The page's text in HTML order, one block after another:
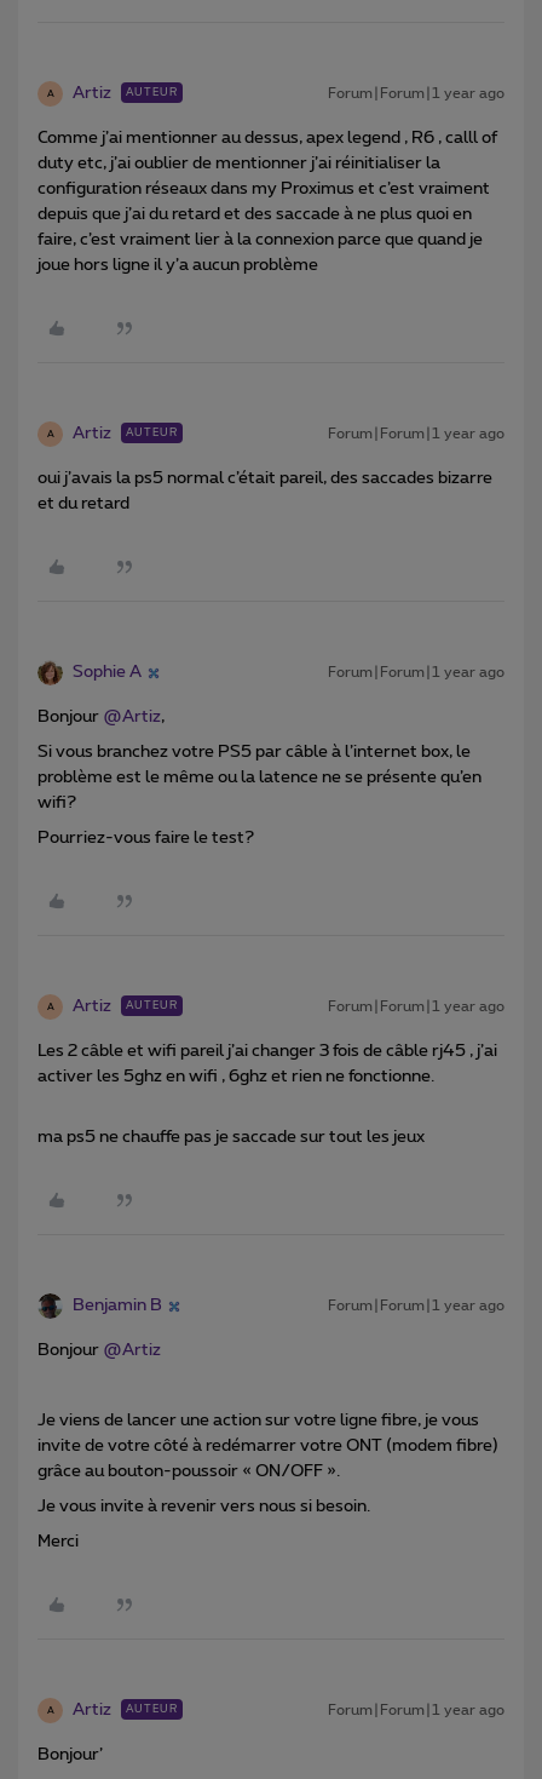
A Artiz AUTEUR Forum|Forum|1 year ago
Comme j’ai mentionner au dessus, apex legend , R6 , calll of
duty etc, j’ai oublier de mentionner j’ai réinitialiser la
configuration réseaux dans my Proximus et c’est vraiment
depuis que j’ai du retard et des saccade à ne plus quoi en
faire, c’est vraiment lier à la connexion parce que quand je
joue hors ligne il y’a aucun problème
A Artiz AUTEUR Forum|Forum|1 year ago
oui j’avais la ps5 normal c’était pareil, des saccades bizarre
et du retard
Sophie A Forum|Forum|1 year ago
Bonjour ​ @Artiz,
Si vous branchez votre PS5 par câble à l’internet box, le
problème est le même ou la latence ne se présente qu’en
wifi?
Pourriez-vous faire le test?
A Artiz AUTEUR Forum|Forum|1 year ago
Les 2 câble et wifi pareil j’ai changer 3 fois de câble rj45 , j’ai
activer les 5ghz en wifi , 6ghz et rien ne fonctionne.
ma ps5 ne chauffe pas je saccade sur tout les jeux
Benjamin B Forum|Forum|1 year ago
Bonjour ​ @Artiz
Je viens de lancer une action sur votre ligne fibre, je vous
invite de votre côté à redémarrer votre ONT (modem fibre)
grâce au bouton-poussoir « ON/OFF ».
Je vous invite à revenir vers nous si besoin.
Merci
A Artiz AUTEUR Forum|Forum|1 year ago
Bonjour’